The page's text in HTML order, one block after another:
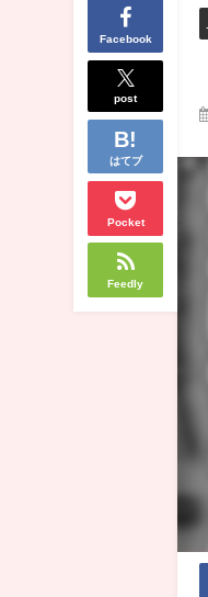
Facebook
post
はてブ
Pocket
Feedly